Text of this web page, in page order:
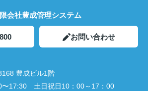
会社豊成管理システム
お問い合わせ
豊成ビル1階
〜17:30 土日祝日10：00～17：00